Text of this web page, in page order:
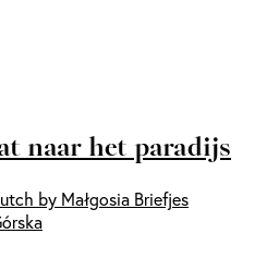
naar het paradijs
by Małgosia Briefjes